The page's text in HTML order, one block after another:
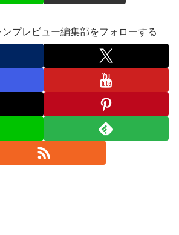
プレビュー編集部をフォローする